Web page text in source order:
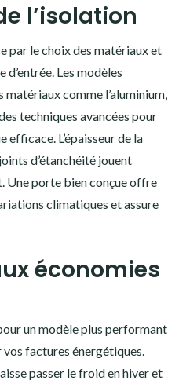
l’isolation
par le choix des matériaux et
Les modèles
comme l’aluminium,
techniques avancées pour
L’épaisseur de la
d’étanchéité jouent
Une porte bien conçue offre
climatiques et assure
économies
un modèle plus performant
factures énergétiques.
passer le froid en hiver et